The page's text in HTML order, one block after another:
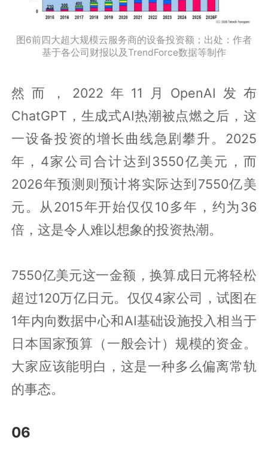
图6前四大超大规模云服务商的设备投资额；出处：作者
基于各公司财报以及TrendForce数据等制作
然而，2022年11月OpenAI发布
ChatGPT，生成式AI热潮被点燃之后，这
一设备投资的增长曲线急剧攀升。2025
年，4家公司合计达到3550亿美元，而
2026年预测则预计将实际达到7550亿美
元。从2015年开始仅仅10多年，约为36
倍，这是令人难以想象的投资热潮。
7550亿美元这一金额，换算成日元将轻松
超过120万亿日元。仅仅4家公司，试图在
1年内向数据中心和AI基础设施投入相当于
日本国家预算（一般会计）规模的资金。
大家应该能明白，这是一种多么偏离常轨
的事态。
06